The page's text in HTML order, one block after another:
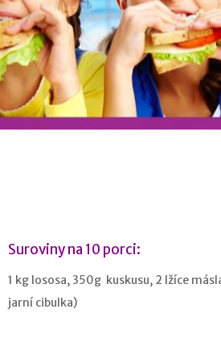
Suroviny na 10 porci:
1 kg lososa, 350g kuskusu, 2 lžíce
jarní cibulka)